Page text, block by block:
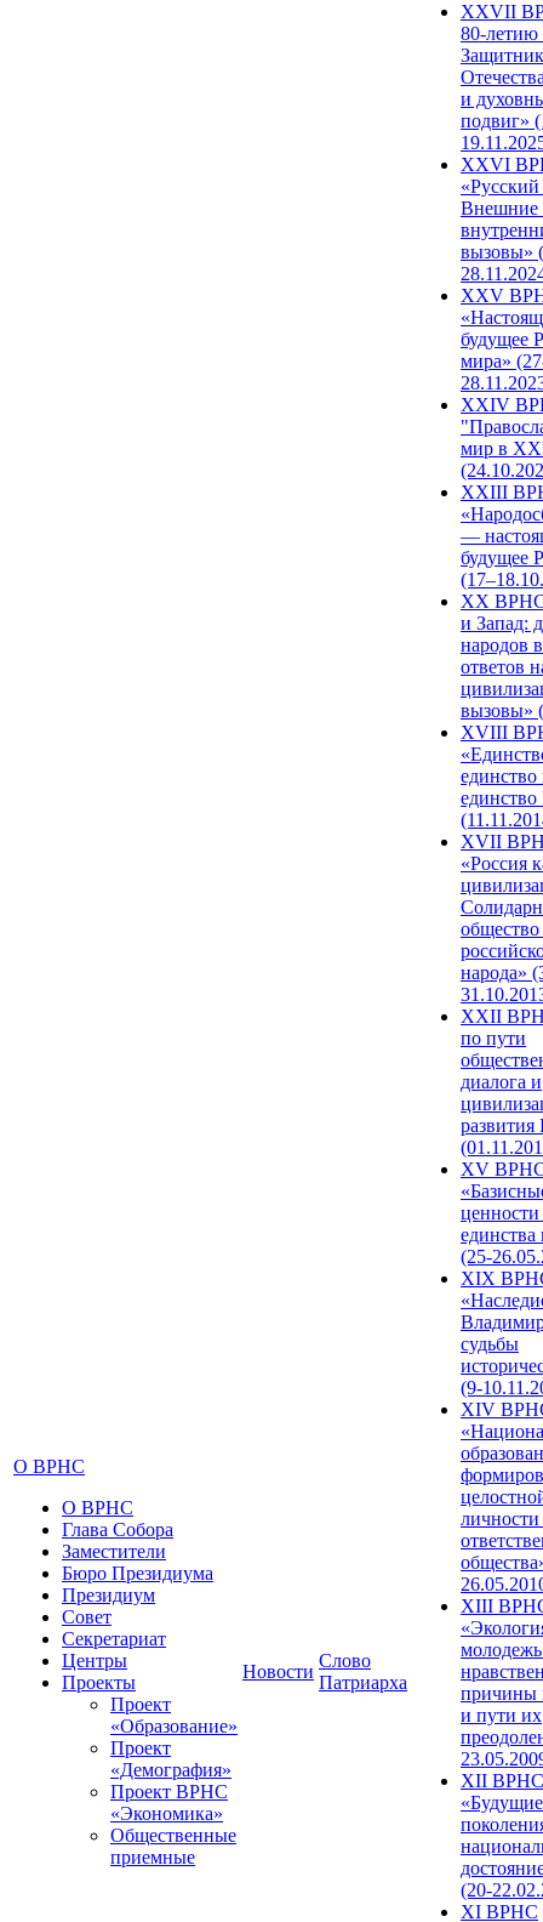
О ВРНС
О ВРНС
Глава Собора
Заместители
Бюро Президиума
Президиум
Совет
Секретариат
Центры
Проекты
Проект
«Образование»
Проект
«Демография»
Проект ВРНС
«Экономика»
Общественные
приемные
Новости
Слово
Патриарха
ХХVII
80-
и
подвиг»
XXVI
Внешние
вызовы»
XXV
будущее
мира»
XXIV
мир в
XXIII
—
будущее
XX ВРНС
и Запад:
народов
ответов
вызовы»
XVIII
единство
единство
XVII
«Россия
народа»
XXII
по пути
диалога и
развития
XV
единства
(25-
XIX
судьбы
(9-
XIV
XIII
причины
и пути их
XII ВРНС
«Будущие
(20-
XI ВРНС